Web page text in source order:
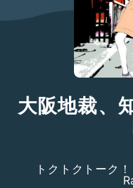
大阪地裁、
トクトクトーク